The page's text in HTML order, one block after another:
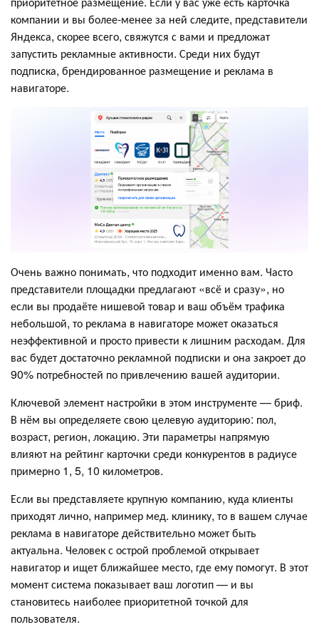
компании и вы более-менее за ней следите, представители
Яндекса, скорее всего, свяжутся с вами и предложат
запустить рекламные активности. Среди них будут
подписка, брендированное размещение и реклама в
навигаторе.
Очень важно понимать, что подходит именно вам. Часто
представители площадки предлагают «всё и сразу», но
если вы продаёте нишевой товар и ваш объём трафика
небольшой, то реклама в навигаторе может оказаться
неэффективной и просто привести к лишним расходам. Для
вас будет достаточно рекламной подписки и она закроет до
90% потребностей по привлечению вашей аудитории.
Ключевой элемент настройки в этом инструменте — бриф.
В нём вы определяете свою целевую аудиторию: пол,
возраст, регион, локацию. Эти параметры напрямую
влияют на рейтинг карточки среди конкурентов в радиусе
примерно 1, 5, 10 километров.
Если вы представляете крупную компанию, куда клиенты
приходят лично, например мед. клинику, то в вашем случае
реклама в навигаторе действительно может быть
актуальна. Человек с острой проблемой открывает
навигатор и ищет ближайшее место, где ему помогут. В этот
момент система показывает ваш логотип — и вы
становитесь наиболее приоритетной точкой для
пользователя.